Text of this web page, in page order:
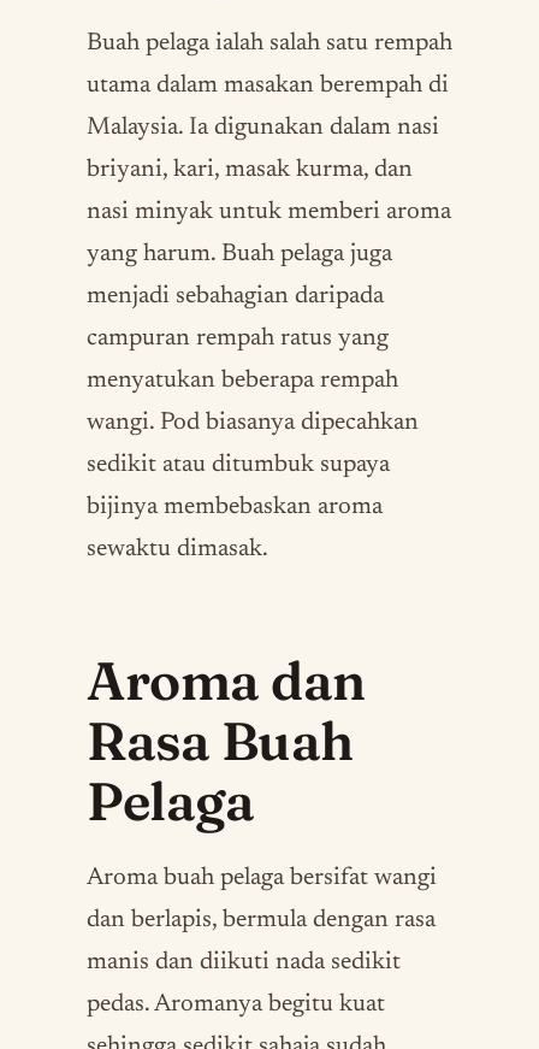
Buah pelaga ialah salah satu rempah
utama dalam masakan berempah di
Malaysia. Ia digunakan dalam nasi
briyani, kari, masak kurma, dan
nasi minyak untuk memberi aroma
yang harum. Buah pelaga juga
menjadi sebahagian daripada
campuran rempah ratus yang
menyatukan beberapa rempah
wangi. Pod biasanya dipecahkan
sedikit atau ditumbuk supaya
bijinya membebaskan aroma
sewaktu dimasak.
Aroma dan
Rasa Buah
Pelaga
Aroma buah pelaga bersifat wangi
dan berlapis, bermula dengan rasa
manis dan diikuti nada sedikit
pedas. Aromanya begitu kuat